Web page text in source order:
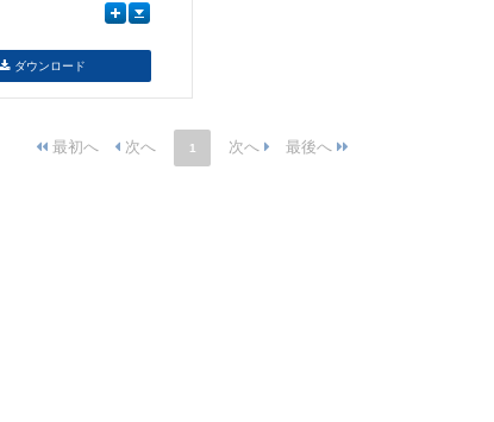
ダウンロード
1